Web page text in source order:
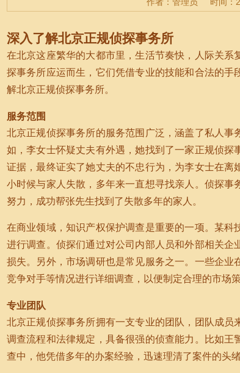
作者：管理员 时间：
深入了解北京正规侦探事务所
在北京这座繁华的大都市里，生活节奏快，人际关
探事务所应运而生，它们凭借专业的技能和合法的
解北京正规侦探事务所。
服务范围
北京正规侦探事务所的服务范围广泛，涵盖了私人
如，李女士怀疑丈夫有外遇，她找到了一家正规侦
证据，最终证实了她丈夫的不忠行为，为李女士在
小时候与家人失散，多年来一直想寻找亲人。侦探
努力，成功帮张先生找到了失散多年的家人。
在商业领域，知识产权保护调查是重要的一项。某
进行调查。侦探们通过对公司内部人员和外部相关
损失。另外，市场调研也是常见服务之一。一些企业
竞争对手等情况进行详细调查，以便制定合理的市场策
专业团队
北京正规侦探事务所拥有一支专业的团队，团队成
调查流程和法律规定，具备很强的侦查能力。比如
查中，他凭借多年的办案经验，迅速理清了案件的头